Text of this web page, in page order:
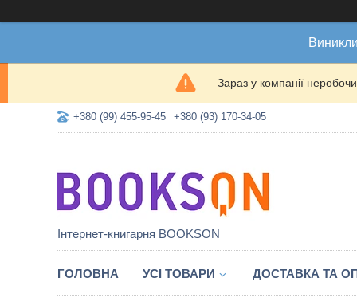
Зараз у компанії
+380 (99) 455-95-45 +380 (93) 170-34-05
Інтернет-книгарня BOOKSON
ГОЛОВНА УСІ ТОВАРИ ДОСТАВКА ТА